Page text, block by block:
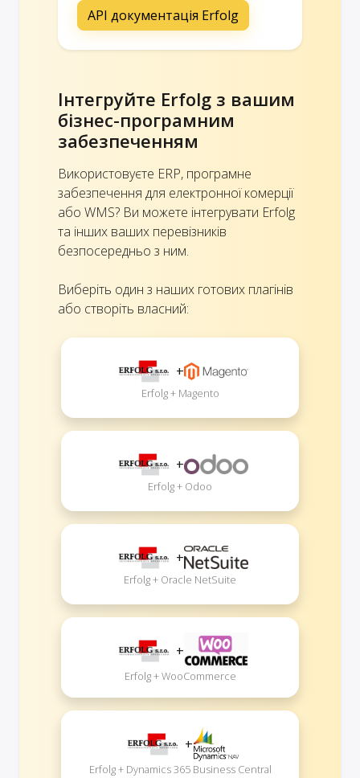
API документація Erfolg
Інтегруйте Erfolg з вашим
бізнес-програмним
забезпеченням
Використовуєте ERP, програмне
забезпечення для електронної комерції
або WMS? Ви можете інтегрувати Erfolg
та інших ваших перевізників
безпосередньо з ним.
Виберіть один з наших готових плагінів
або створіть власний:
+
Erfolg + Magento
+
Erfolg + Odoo
+
Erfolg + Oracle NetSuite
+
Erfolg + WooCommerce
+
Erfolg + Dynamics 365 Business Central